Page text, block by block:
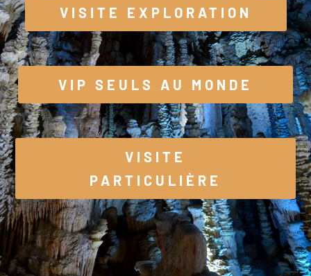
VISITE EXPLORATION
VIP SEULS AU MONDE
VISITE
PARTICULIÈRE